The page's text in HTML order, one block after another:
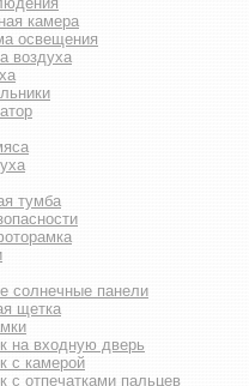
камера
освещения
воздуха
тумба
солнечные панели
щетка
на входную дверь
с камерой
с отпечатками пальцев